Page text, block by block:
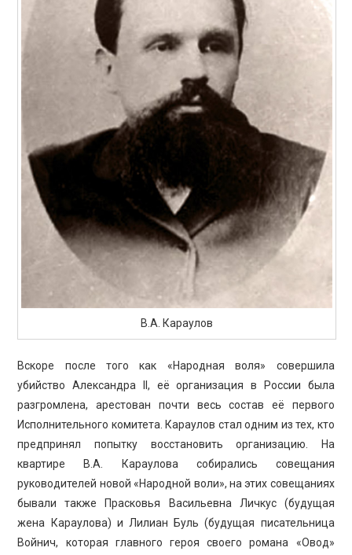
В.А. Караулов
Вскоре после того как «Народная воля» совершила
убийство Александра II, её организация в России была
разгромлена, арестован почти весь состав её первого
Исполнительного комитета. Караулов стал одним из тех, кто
предпринял попытку восстановить организацию. На
квартире В.А. Караулова собирались совещания
руководителей новой «Народной воли», на этих совещаниях
бывали также Прасковья Васильевна Личкус (будущая
жена Караулова) и Лилиан Буль (будущая писательница
Войнич, которая главного героя своего романа «Овод»